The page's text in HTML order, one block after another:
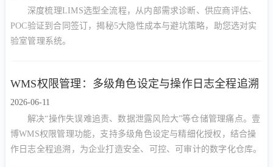
深度梳理LIMS选型全流程，从内部需求诊断、供应商评估、
POC验证到合同签订，揭秘5大隐性成本与避坑策略，助您选对实
验室管理系统。
WMS权限管理：多级角色设定与操作日志全程追溯
2026-06-11
解决“操作失误难追责、数据泄露风险大”等仓储管理痛点。壹
博WMS权限管理功能，支持多级角色设定与精细化授权，结合操
作日志全程追溯，为企业打造安全、可控、可审计的数字化仓库。